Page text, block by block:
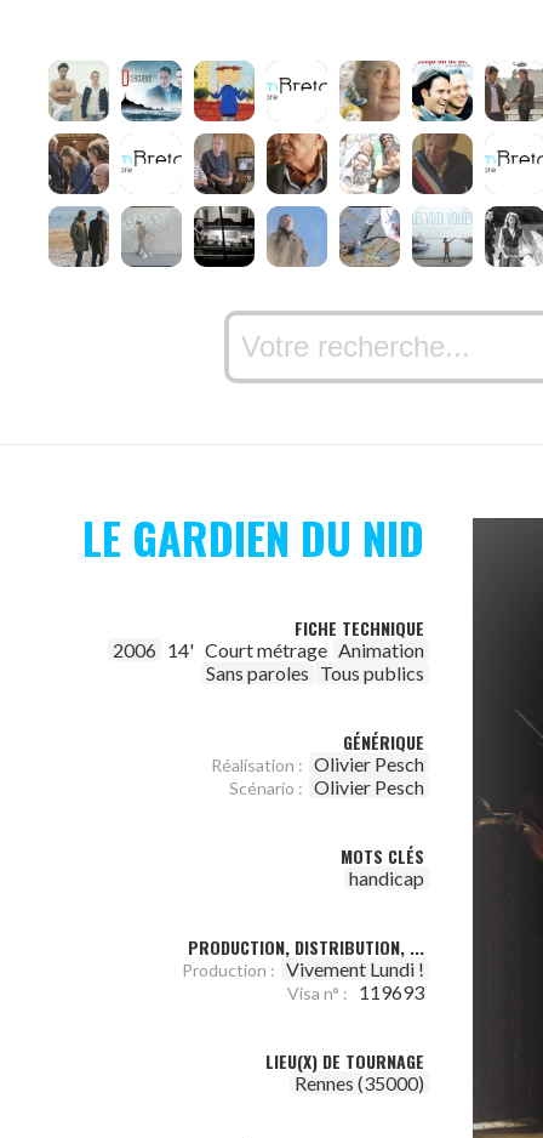
LE GARDIEN DU NID
FICHE TECHNIQUE
2006 14' Court métrage Animation
Sans paroles Tous publics
GÉNÉRIQUE
Réalisation : Olivier Pesch
Scénario : Olivier Pesch
MOTS CLÉS
handicap
PRODUCTION, DISTRIBUTION, ...
Production : Vivement Lundi !
Visa n° : 119693
LIEU(X) DE TOURNAGE
Rennes (35000)